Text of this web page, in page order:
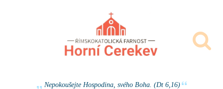
Nepokoušejte Hospodina, svého Boha. (Dt 6,16)